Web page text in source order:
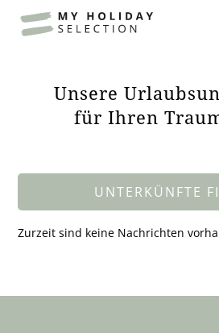
Unsere
für Ihren
UNTERKÜNFTE
Zurzeit sind keine Nachrichten